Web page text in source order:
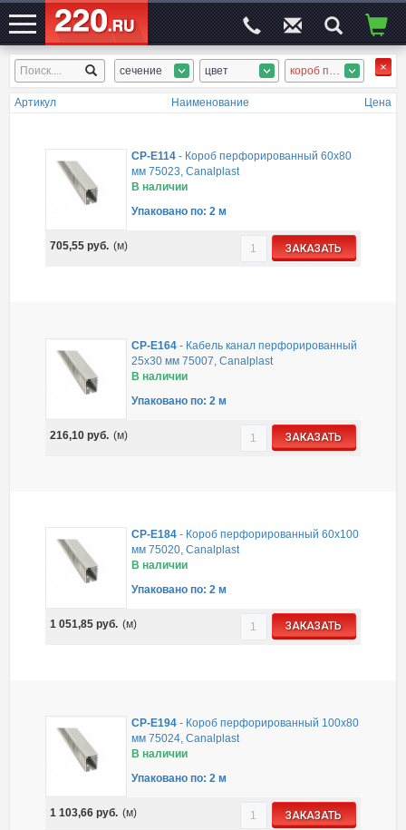
ЭЛЕКТРОСАЙТ№1 сечение цвет короб перфорир.
Артикул Наименование Цена
CP-E114 - Короб перфорированный 60х80
мм 75023, Canalplast
В наличии
Упаковано по: 2 м
705,55руб. (м) ЗАКАЗАТЬ
CP-E164 - Кабель канал перфорированный
25х30 мм 75007, Canalplast
В наличии
Упаковано по: 2 м
216,10руб. (м) ЗАКАЗАТЬ
CP-E184 - Короб перфорированный 60х100
мм 75020, Canalplast
В наличии
Упаковано по: 2 м
1 051,85руб. (м) ЗАКАЗАТЬ
CP-E194 - Короб перфорированный 100х80
мм 75024, Canalplast
В наличии
Упаковано по: 2 м
1 103,66руб. (м) ЗАКАЗАТЬ